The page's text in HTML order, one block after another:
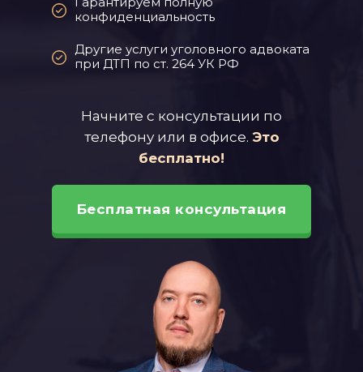
Другие услуги уголовного адвоката
при ДТП по ст. 264 УК РФ
конфиденциальность
Бесплатная консультация
Начните с консультации по
телефону или в офисе. Это
бесплатно!